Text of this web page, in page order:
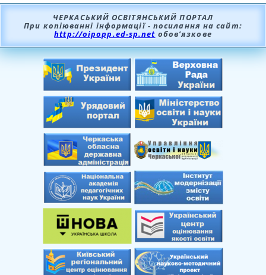
ЧЕРКАСЬКИЙ ОСВІТЯНСЬКИЙ ПОРТАЛ
При копіюванні інформації - посилання на сайт:
http://oipopp.ed-sp.net обов’язкове